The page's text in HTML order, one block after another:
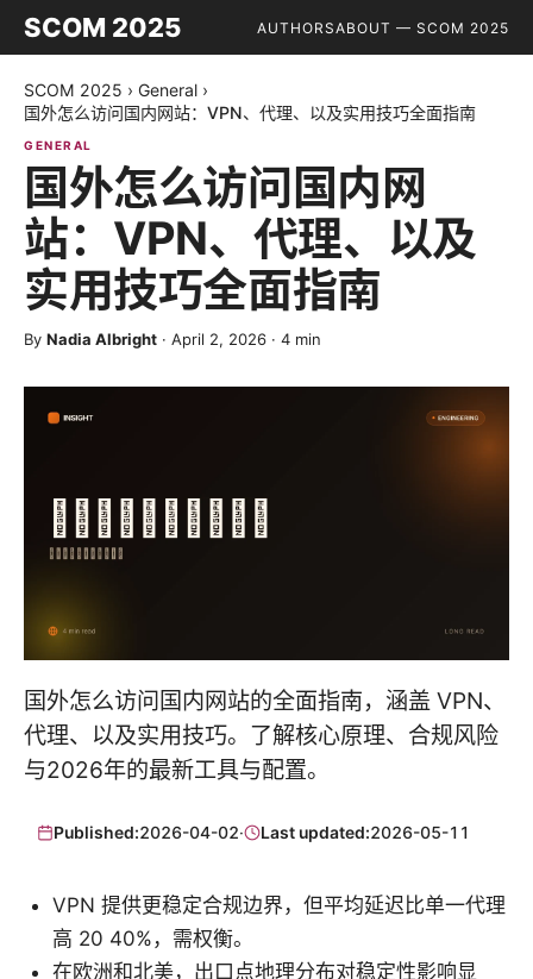
SCOM 2025 AUTHORSABOUT — SCOM 2025
SCOM 2025 › General ›
国外怎么访问国内网站：VPN、代理、以及实用技巧全面指南
GENERAL
国外怎么访问国内网
站：VPN、代理、以及
实用技巧全面指南
By Nadia Albright · April 2, 2026 · 4 min
国外怎么访问国内网站的全面指南，涵盖 VPN、
代理、以及实用技巧。了解核心原理、合规风险
与2026年的最新工具与配置。
Published:2026-04-02· Last updated:2026-05-11
VPN 提供更稳定合规边界，但平均延迟比单一代理
高 20 40%，需权衡。
在欧洲和北美，出口点地理分布对稳定性影响显